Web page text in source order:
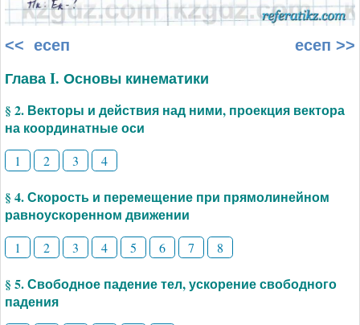
<< есеп есеп >>
Глава I. Основы кинематики
§ 2. Векторы и действия над ними, проекция вектора
на координатные оси
1 2 3 4
§ 4. Скорость и перемещение при прямолинейном
равноускоренном движении
1 2 3 4 5 6 7 8
§ 5. Свободное падение тел, ускорение свободного
падения